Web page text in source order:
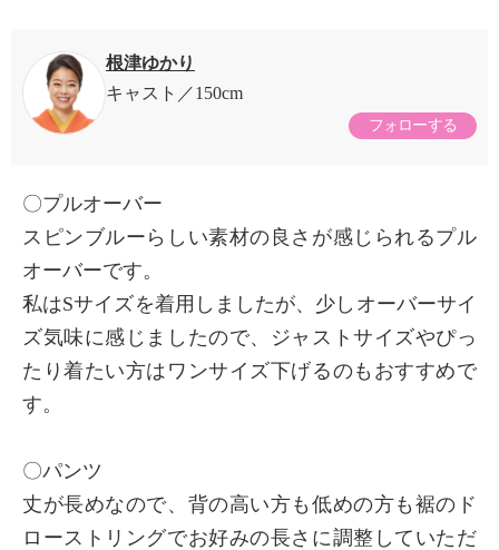
根津ゆかり
キャスト
150cm
フォローする
〇プルオーバー
スピンブルーらしい素材の良さが感じられるプル
オーバーです。
私はSサイズを着用しましたが、少しオーバーサイ
ズ気味に感じましたので、ジャストサイズやぴっ
たり着たい方はワンサイズ下げるのもおすすめで
す。
〇パンツ
丈が長めなので、背の高い方も低めの方も裾のド
ローストリングでお好みの長さに調整していただ